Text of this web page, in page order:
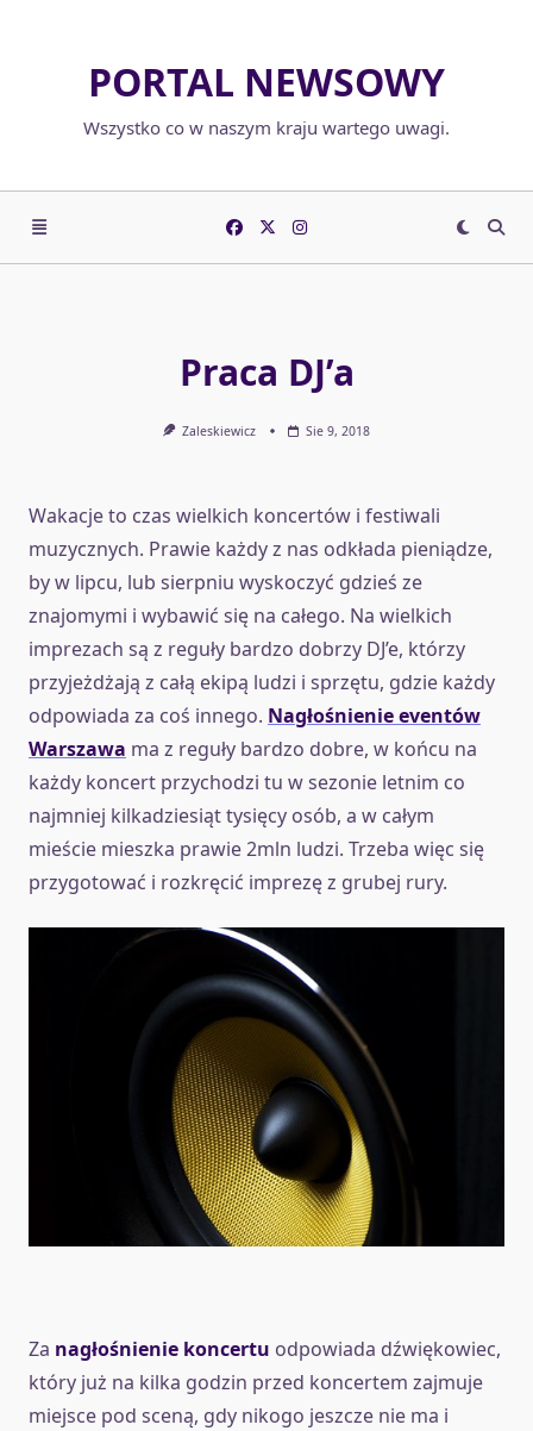
PORTAL NEWSOWY
Wszystko co w naszym kraju wartego uwagi.
Praca DJ’a
Zaleskiewicz Sie 9, 2018
Wakacje to czas wielkich koncertów i festiwali
muzycznych. Prawie każdy z nas odkłada pieniądze,
by w lipcu, lub sierpniu wyskoczyć gdzieś ze
znajomymi i wybawić się na całego. Na wielkich
imprezach są z reguły bardzo dobrzy DJ’e, którzy
przyjeżdżają z całą ekipą ludzi i sprzętu, gdzie każdy
odpowiada za coś innego. Nagłośnienie eventów
Warszawa ma z reguły bardzo dobre, w końcu na
każdy koncert przychodzi tu w sezonie letnim co
najmniej kilkadziesiąt tysięcy osób, a w całym
mieście mieszka prawie 2mln ludzi. Trzeba więc się
przygotować i rozkręcić imprezę z grubej rury.
Za nagłośnienie koncertu odpowiada dźwiękowiec,
który już na kilka godzin przed koncertem zajmuje
miejsce pod sceną, gdy nikogo jeszcze nie ma i